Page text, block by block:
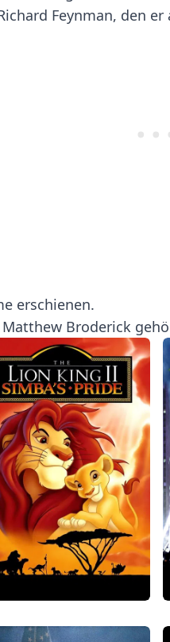
Feynman, den
erschienen.
Broderick